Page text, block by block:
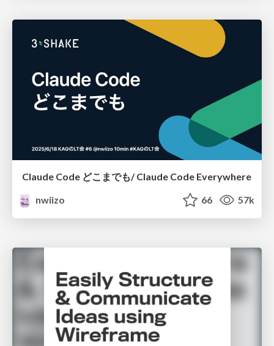
Claude Code どこまでも/ Claude Code Everywhere
nwiizo
66 57k